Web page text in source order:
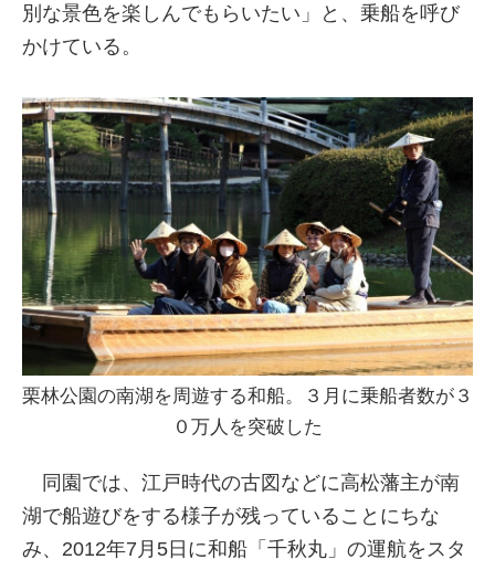
別な景色を楽しんでもらいたい」と、乗船を呼び
かけている。
栗林公園の南湖を周遊する和船。３月に乗船者数が３
０万人を突破した
同園では、江戸時代の古図などに高松藩主が南
湖で船遊びをする様子が残っていることにちな
み、2012年7月5日に和船「千秋丸」の運航をスタ